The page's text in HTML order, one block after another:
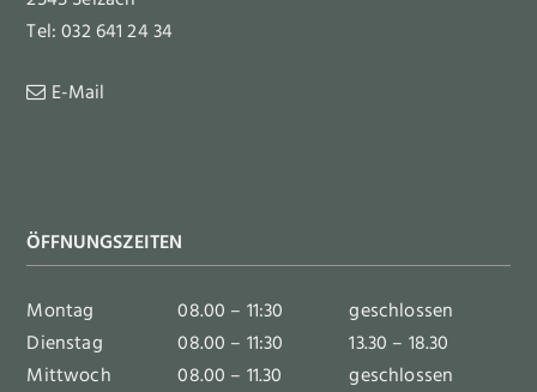
Tel: 032 641 24 34
E-Mail
ÖFFNUNGSZEITEN
Montag 08.00 – 11:30
geschlossen
Dienstag
08.00 – 11:30
13.30 – 18.30
Mittwoch
08.00 – 11.30
geschlossen